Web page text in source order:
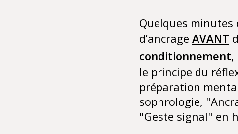
Quelques
d’ancrage AVANT
conditionnement,
le principe du
préparation
sophrologie,
"Geste signal" en